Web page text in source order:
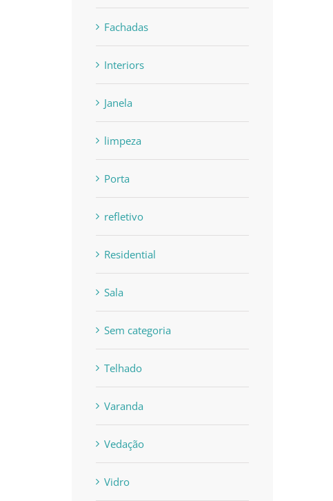
Fachadas
Interiors
Janela
limpeza
Porta
refletivo
Residential
Sala
Sem categoria
Telhado
Varanda
Vedação
Vidro